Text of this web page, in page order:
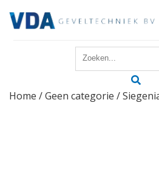
Reparatie
Home /Geen categorie /